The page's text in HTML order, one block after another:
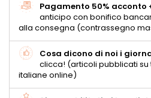
Pagamento 50% acconto
anticipo con bonifico
alla consegna (contrassegno
Cosa dicono di noi i
clicca! (articoli pubblicati
italiane online)